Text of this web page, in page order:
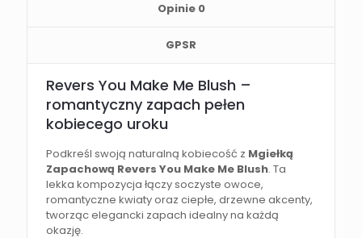
Opinie 0
GPSR
Revers You Make Me Blush –
romantyczny zapach pełen
kobiecego uroku
Podkreśl swoją naturalną kobiecość z Mgiełką
Zapachową Revers You Make Me Blush. Ta
lekka kompozycja łączy soczyste owoce,
romantyczne kwiaty oraz ciepłe, drzewne akcenty,
tworząc elegancki zapach idealny na każdą
okazję.